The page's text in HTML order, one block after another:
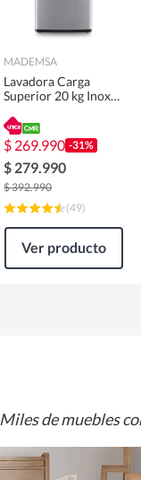
MADEMSA
Lavadora Carga
Superior 20 kg Inox
$ 269.990 -31%
$ 279.990
$392.990
(49)
Ver producto
Miles de muebles